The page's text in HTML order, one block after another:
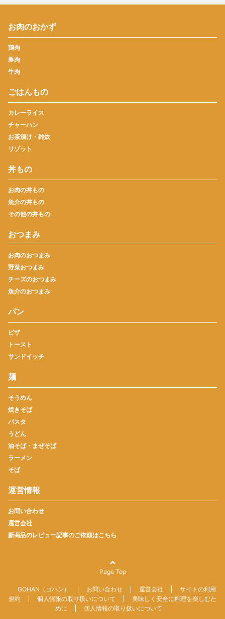
お肉のおかず
鶏肉
豚肉
牛肉
ごはんもの
カレーライス
チャーハン
お茶漬け・雑炊
リゾット
丼もの
お肉の丼もの
魚介の丼もの
その他の丼もの
おつまみ
お肉のおつまみ
野菜おつまみ
チーズのおつまみ
魚介のおつまみ
パン
ピザ
トースト
サンドイッチ
麺
そうめん
焼きそば
パスタ
うどん
油そば・まぜそば
ラーメン
そば
運営情報
お問い合わせ
運営会社
新商品のレビュー記事のご依頼はこちら
Page Top
GOHAN（ゴハン） お問い合わせ 運営会社
サイトの利用
規約
個人情報の取り扱いについて
美味しく安全に料理を楽しむた
めに
個人情報の取り扱いについて